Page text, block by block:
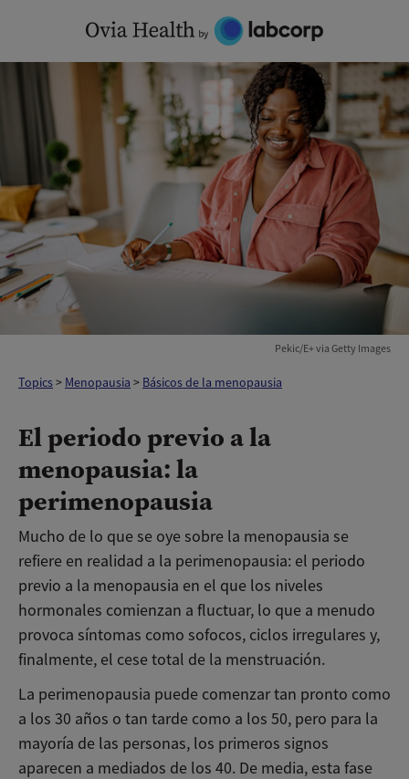
content
Pekic/E+ via Getty Images
Topics> Menopausia > Básicos de la menopausia
El periodo previo a la
menopausia: la
perimenopausia
Mucho de lo que se oye sobre la menopausia se
refiere en realidad a la perimenopausia: el periodo
previo a la menopausia en el que los niveles
hormonales comienzan a fluctuar, lo que a menudo
provoca síntomas como sofocos, ciclos irregulares y,
finalmente, el cese total de la menstruación.
La perimenopausia puede comenzar tan pronto como
a los 30 años o tan tarde como a los 50, pero para la
mayoría de las personas, los primeros signos
aparecen a mediados de los 40. De media, esta fase